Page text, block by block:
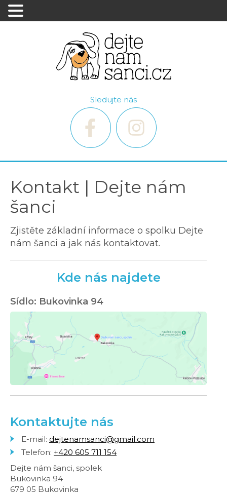
Sledujte nás
Kontakt | Dejte nám
šanci
Zjistěte základní informace o spolku Dejte
nám šanci a jak nás kontaktovat.
Kde nás najdete
Sídlo: Bukovinka 94
Kontaktujte nás
E-mail: dejtenamsanci@gmail.com
Telefon: +420 605 711 154
Dejte nám šanci, spolek
Bukovinka 94
679 05 Bukovinka